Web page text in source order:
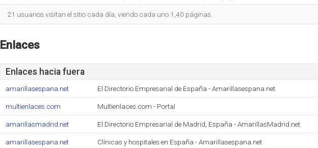
21 usuarios visitan el sitio cada día, viendo cada uno 1,40 páginas.
Enlaces
Enlaces hacia fuera
amarillasespana.net El Directorio Empresarial de España - Amarillasespana.net
multienlaces.com Multienlaces.com - Portal
amarillasmadrid.net El Directorio Empresarial de Madrid, España - AmarillasMadrid.net
amarillasespana.net Clínicas y hospitales en España - Amarillasespana.net